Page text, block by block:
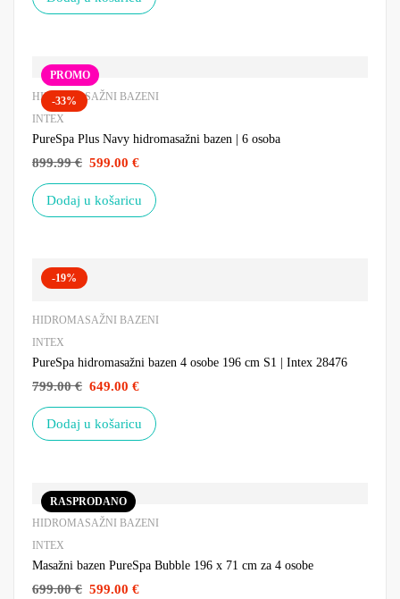
PROMO
-33%
HIDROMASAŽNI BAZENI
INTEX
PureSpa Plus Navy hidromasažni bazen | 6 osoba
899.99€ 599.00 €
Dodaj u košaricu
-19%
HIDROMASAŽNI BAZENI
INTEX
PureSpa hidromasažni bazen 4 osobe 196 cm S1 | Intex 28476
799.00€ 649.00 €
Dodaj u košaricu
RASPRODANO
HIDROMASAŽNI BAZENI
INTEX
Masažni bazen PureSpa Bubble 196 x 71 cm za 4 osobe
699.00€ 599.00 €